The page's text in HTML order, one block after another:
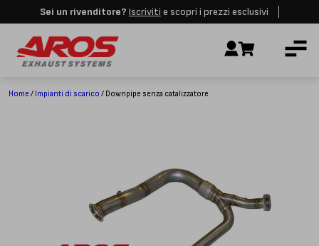
Sei un rivenditore? Iscriviti e scopri i prezzi esclusivi
IMPIANTI DI SCARICO
Home / Impianti di scarico / Downpipe senza catalizzatore
Aros rimarrà chiusa per le festività dall'8 al 23 Agosto. I nuovi ordini